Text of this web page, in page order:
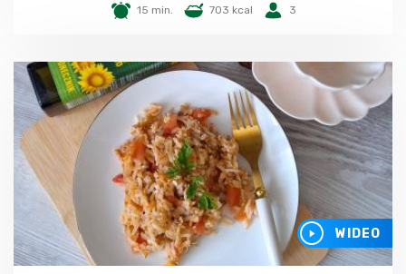
15 min. 703 kcal 3
WIDEO